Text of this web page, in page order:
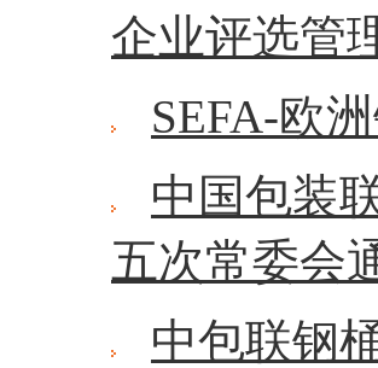
企业评选管
SEFA-欧
中国包装
五次常委会
中包联钢